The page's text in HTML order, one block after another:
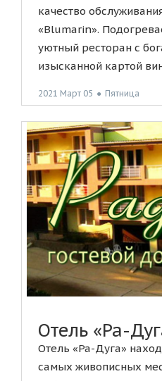
качество
«Blumarin».
уютный ресторан с
изысканной картой
2021 Март 05 ● Пятница
Отель «Ра-
Отель «Ра-Дуга»
самых живописных